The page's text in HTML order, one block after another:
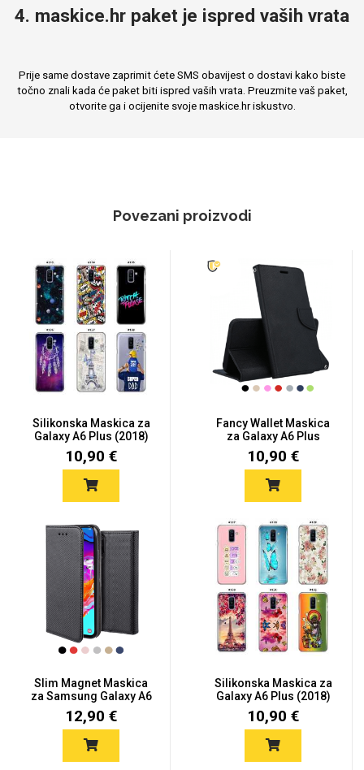
4. maskice.hr paket je ispred vaših vrata
Prije same dostave zaprimit ćete SMS obavijest o dostavi kako biste
točno znali kada će paket biti ispred vaših vrata. Preuzmite vaš paket,
otvorite ga i ocijenite svoje maskice.hr iskustvo.
Povezani proizvodi
Silikonska Maskica za
Galaxy A6 Plus (2018)
-...
10,90 €
Fancy Wallet Maskica
za Galaxy A6 Plus
(2018)...
10,90 €
Slim Magnet Maskica
za Samsung Galaxy A6
Plus...
12,90 €
Silikonska Maskica za
Galaxy A6 Plus (2018)
-...
10,90 €